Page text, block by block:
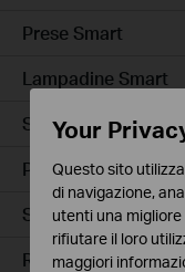
Prese Smart
Lampadine Smart
Sensori Smart
Prese Smart
Smart Hub
Robot
Your
Questo sito
di navigazione,
utenti una
rifiutare il loro
maggiori